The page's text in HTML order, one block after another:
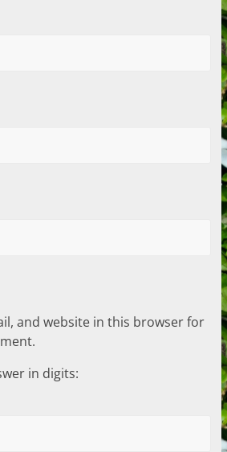
and website in this browser for
in digits: